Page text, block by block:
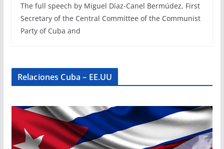
The full speech by Miguel Díaz-Canel Bermúdez, First
Secretary of the Central Committee of the Communist
Party of Cuba and
Relaciones Cuba – EE.UU